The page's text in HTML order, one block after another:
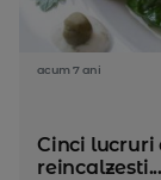
acum 7 ani
Cinci lucruri
reincalzesti...